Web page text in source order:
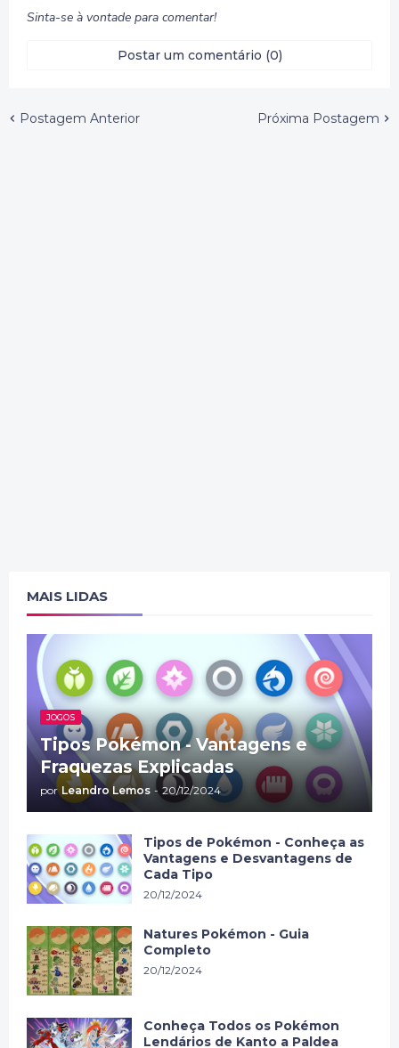
Sinta-se à vontade para comentar!
Postar um comentário (0)
Postagem Anterior Próxima Postagem
MAIS LIDAS
JOGOS
Tipos Pokémon - Vantagens e
Fraquezas Explicadas
por Leandro Lemos - 20/12/2024
Tipos de Pokémon - Conheça as
Vantagens e Desvantagens de
Cada Tipo
20/12/2024
Natures Pokémon - Guia
Completo
20/12/2024
Conheça Todos os Pokémon
Lendários de Kanto a Paldea